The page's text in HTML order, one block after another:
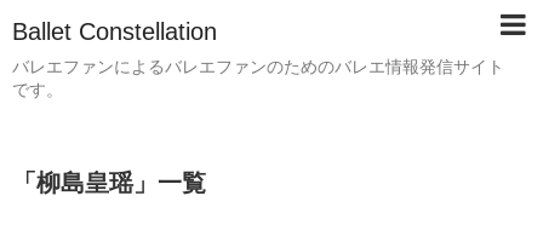
Ballet Constellation
バレエファンによるバレエファンのためのバレエ情報発信サイト
です。
「 柳島皇瑶」 一覧